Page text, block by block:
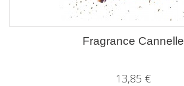
Fragrance Cannelle
13,85 €